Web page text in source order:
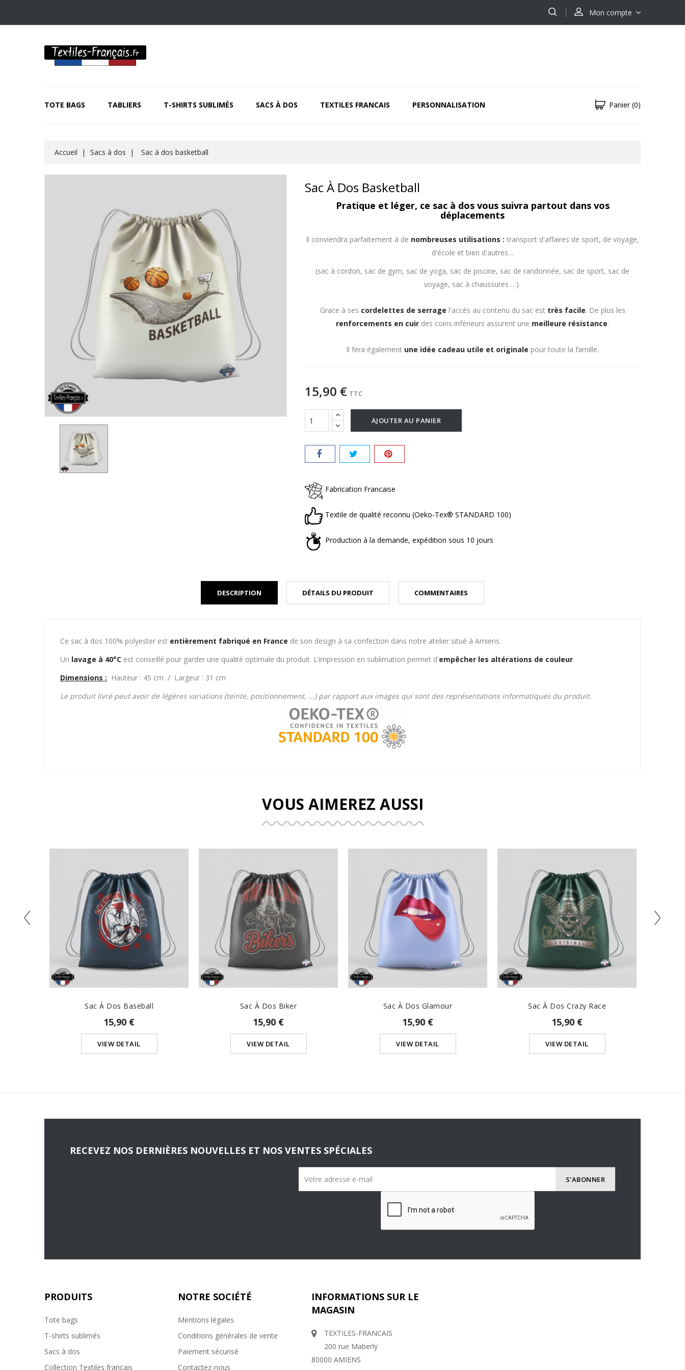
Mon compte
TOTE BAGS TABLIERS T-SHIRTS SUBLIMÉS SACS À DOS TEXTILES FRANCAIS PERSONNALISATION Panier (0)
Accueil Sacs à dos Sac à dos basketball
Sac À Dos Basketball
Pratique et léger, ce sac à dos vous suivra partout dans vos
déplacements
Il conviendra parfaitement à de nombreuses utilisations :transport d'affaires de sport, de voyage,
d'école et bien d'autres…
(sac à cordon, sac de gym, sac de yoga, sac de piscine, sac de randonnée, sac de sport, sac de
voyage, sac à chaussures …)
Grace à ses cordelettes de serrage l'accès au contenu du sac est très facile. De plus les
renforcements en cuir des coins inférieurs assurent une meilleure résistance.
Il fera également une idée cadeau utile et originale pour toute la famille.
15,90 € TTC
AJOUTER AU PANIER
Fabrication Francaise
Textile de qualité reconnu (Oeko-Tex® STANDARD 100)
Production à la demande, expédition sous 10 jours
DESCRIPTION DÉTAILS DU PRODUIT COMMENTAIRES
Ce sac à dos 100% polyester est entièrement fabriqué en France de son design à sa confection dans notre atelier situé à Amiens.
Un lavage à 40°C est conseillé pour garder une qualité optimale du produit. L’impression en sublimation permet d'empêcher les altérations de couleur.
Dimensions : Hauteur : 45 cm / Largeur : 31 cm
Le produit livré peut avoir de légères variations (teinte, positionnement, ...) par rapport aux images qui sont des représentations informatiques du produit.
VOUS AIMEREZ AUSSI
Sac À Dos Baseball
15,90 €
VIEW DETAIL
Sac À Dos Biker
15,90 €
VIEW DETAIL
Sac À Dos Glamour
15,90 €
VIEW DETAIL
Sac À Dos Crazy Race
15,90 €
VIEW DETAIL
RECEVEZ NOS DERNIÈRES NOUVELLES ET NOS VENTES SPÉCIALES
PRODUITS
Tote bags
T-shirts sublimés
Sacs à dos
Collection Textiles francais
NOTRE SOCIÉTÉ
Mentions légales
Conditions générales de vente
Paiement sécurisé
Contactez-nous
INFORMATIONS SUR LE
MAGASIN
TEXTILES-FRANCAIS
200 rue Maberly
80000 AMIENS